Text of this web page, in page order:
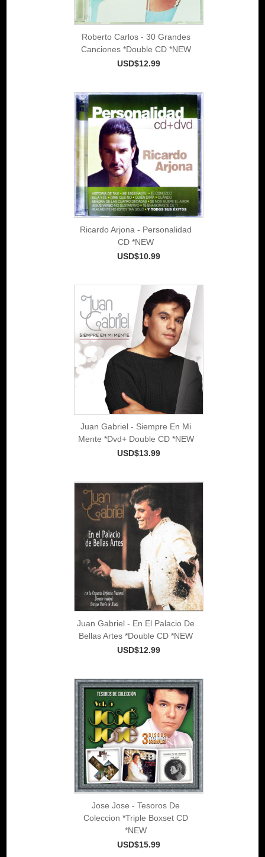
Roberto Carlos - 30 Grandes
Canciones *Double CD *NEW
USD$12.99
Ricardo Arjona - Personalidad
CD *NEW
USD$10.99
Juan Gabriel - Siempre En Mi
Mente *Dvd+ Double CD *NEW
USD$13.99
Juan Gabriel - En El Palacio De
Bellas Artes *Double CD *NEW
USD$12.99
Jose Jose - Tesoros De
Coleccion *Triple Boxset CD
*NEW
USD$15.99